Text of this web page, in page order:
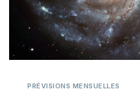
PRÉVISIONS MENSUELLES